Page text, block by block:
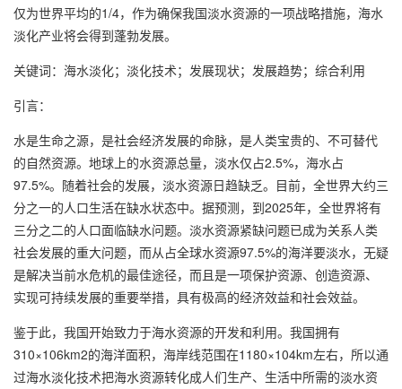
仅为世界平均的1/4，作为确保我国淡水资源的一项战略措施，海水
淡化产业将会得到蓬勃发展。
关键词：海水淡化；淡化技术；发展现状；发展趋势；综合利用
引言：
水是生命之源，是社会经济发展的命脉，是人类宝贵的、不可替代
的自然资源。地球上的水资源总量，淡水仅占2.5%，海水占
97.5%。随着社会的发展，淡水资源日趋缺乏。目前，全世界大约三
分之一的人口生活在缺水状态中。据预测，到2025年，全世界将有
三分之二的人口面临缺水问题。淡水资源紧缺问题已成为关系人类
社会发展的重大问题，而从占全球水资源97.5%的海洋要淡水，无疑
是解决当前水危机的最佳途径，而且是一项保护资源、创造资源、
实现可持续发展的重要举措，具有极高的经济效益和社会效益。
鉴于此，我国开始致力于海水资源的开发和利用。我国拥有
310×106km2的海洋面积，海岸线范围在1180×104km左右，所以通
过海水淡化技术把海水资源转化成人们生产、生活中所需的淡水资